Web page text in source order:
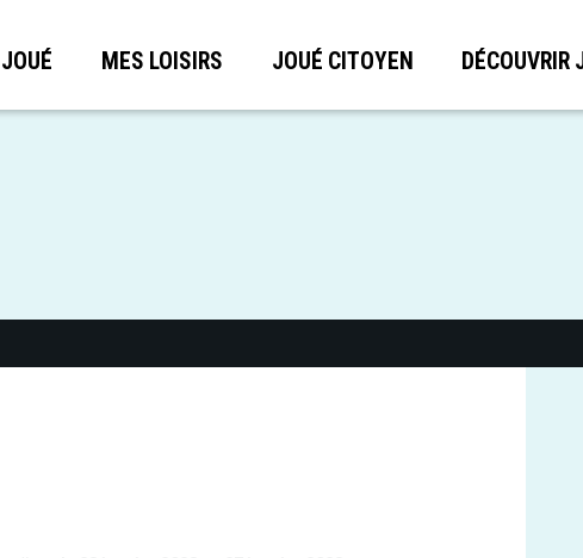
MES LOISIRS JOUÉ CITOYEN DÉCOUVRIR